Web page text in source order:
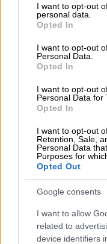
not limited to your visit
grant or deny consent
use your data for
consent section.
I want to opt-out
personal data.
Opted In
I want to opt-out
Personal Data.
Opted In
I want to opt-out
Personal Data for
Opted In
I want to opt-out
Retention, Sale,
Personal Data
Purposes for
Opted Out
Google consents
I want to allow
related to
device identifiers
αυτή τη στιγμή η
απέναντι στην
κ. Μητσοτάκη».
Ερωτηθείς
εξελίξεις στο
αποτυπώνουν
ολόκληρου
Επιβεβαιώνουν
ασκήσαμε
εκφυλισμό».
αριστερούς, σε
δημοκράτες
ιστορίας τους,
προσδοκιών